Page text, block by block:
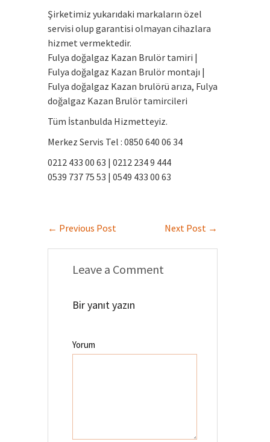
Şirketimiz yukarıdaki markaların özel
servisi olup garantisi olmayan cihazlara
hizmet vermektedir.
Fulya doğalgaz Kazan Brulör tamiri |
Fulya doğalgaz Kazan Brulör montajı |
Fulya doğalgaz Kazan brulörü arıza, Fulya
doğalgaz Kazan Brulör tamircileri
Tüm İstanbulda Hizmetteyiz.
Merkez Servis Tel : 0850 640 06 34
0212 433 00 63 | 0212 234 9 444
0539 737 75 53 | 0549 433 00 63
← Previous Post Next Post →
Leave a Comment
Bir yanıt yazın
Yorum